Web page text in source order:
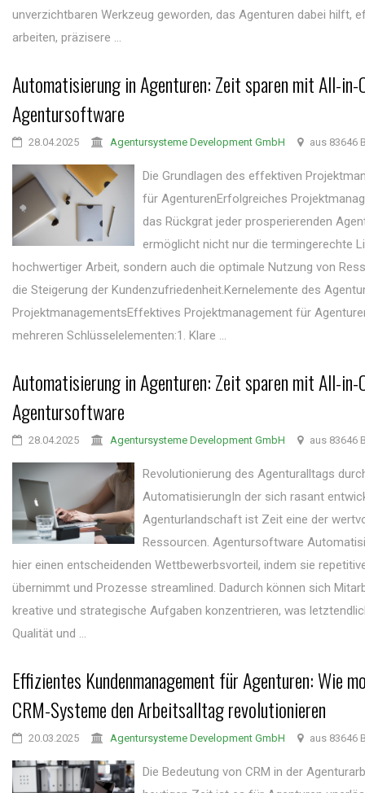
unverzichtbaren Werkzeug geworden, das Agenturen dabei hilft,
arbeiten, präzisere ...
Automatisierung in Agenturen: Zeit sparen mit All-in-
Agentursoftware
28.04.2025 Agentursysteme Development GmbH aus 83646
Die Grundlagen des effektiven
für AgenturenErfolgreiches
das Rückgrat jeder prosperierenden
ermöglicht nicht nur die termingerechte
hochwertiger Arbeit, sondern auch die optimale Nutzung von
die Steigerung der Kundenzufriedenheit.Kernelemente des
ProjektmanagementsEffektives Projektmanagement für
mehreren Schlüsselelementen:1. Klare ...
Automatisierung in Agenturen: Zeit sparen mit All-in-
Agentursoftware
28.04.2025 Agentursysteme Development GmbH aus 83646
Revolutionierung des Agenturalltags
AutomatisierungIn der sich rasant
Agenturlandschaft ist Zeit eine der
Ressourcen. Agentursoftware
hier einen entscheidenden Wettbewerbsvorteil, indem sie
übernimmt und Prozesse streamlined. Dadurch können sich
kreative und strategische Aufgaben konzentrieren, was
Qualität und ...
Effizientes Kundenmanagement für Agenturen: Wie
CRM-Systeme den Arbeitsalltag revolutionieren
20.03.2025 Agentursysteme Development GmbH aus 83646
Die Bedeutung von CRM in der